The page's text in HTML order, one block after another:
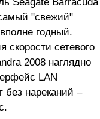
"свежий"
годный.
скорости сетевого
2008 наглядно
LAN
без нареканий –